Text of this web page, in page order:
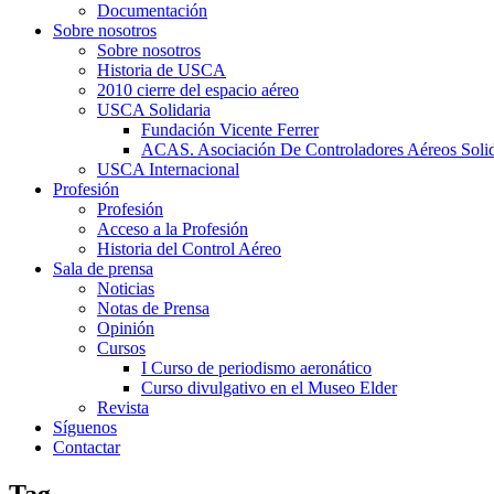
Documentación
Sobre nosotros
Sobre nosotros
Historia de USCA
2010 cierre del espacio aéreo
USCA Solidaria
Fundación Vicente Ferrer
ACAS. Asociación De Controladores Aéreos
USCA Internacional
Profesión
Profesión
Acceso a la Profesión
Historia del Control Aéreo
Sala de prensa
Noticias
Notas de Prensa
Opinión
Cursos
I Curso de periodismo aeronático
Curso divulgativo en el Museo Elder
Revista
Síguenos
Contactar